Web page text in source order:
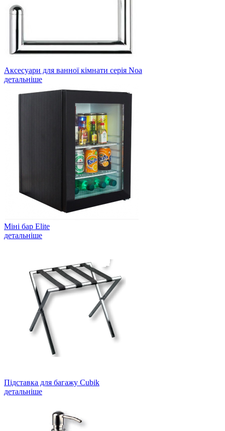
Аксесуари для ванної кімнати серія Noa
детальніше
Міні бар Elite
детальніше
Підставка для багажу Cubik
детальніше